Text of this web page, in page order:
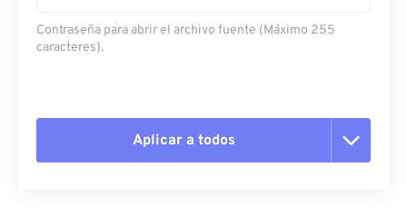
Contraseña para abrir el archivo fuente (Máximo 255
caracteres).
Aplicar a todos